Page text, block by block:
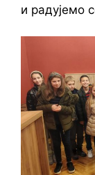
и радујемо